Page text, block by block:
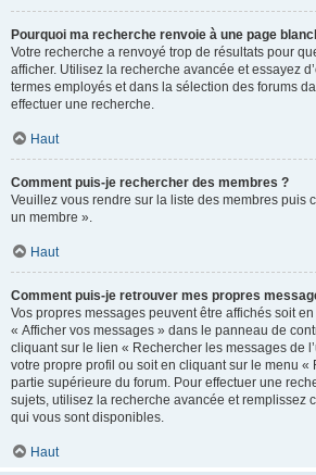
Pourquoi ma recherche renvoie à une page
Votre recherche a renvoyé trop de résultats pour
afficher. Utilisez la recherche avancée et essayez
termes employés et dans la sélection des forums
effectuer une recherche.
Haut
Comment puis-je rechercher des membres ?
Veuillez vous rendre sur la liste des membres puis
un membre ».
Haut
Comment puis-je retrouver mes propres
Vos propres messages peuvent être affichés soit
« Afficher vos messages » dans le panneau de
cliquant sur le lien « Rechercher les messages de
votre propre profil ou soit en cliquant sur le menu «
partie supérieure du forum. Pour effectuer une
sujets, utilisez la recherche avancée et remplissez
qui vous sont disponibles.
Haut